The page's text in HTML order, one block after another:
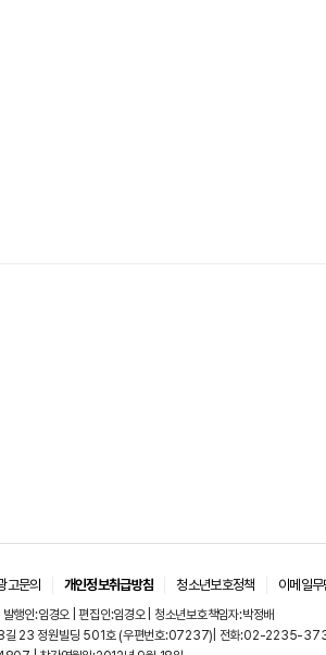
고문의 개인정보취급방침 청소년보호정책 이메일
인:임경오 | 편집인:임경오 | 청소년보호책임자:박정배
68길 23 정원빌딩 501호 (우편번호:07237)| 전화:02-